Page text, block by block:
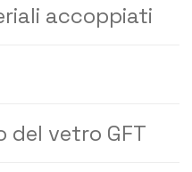
accoppiati
del vetro GFT